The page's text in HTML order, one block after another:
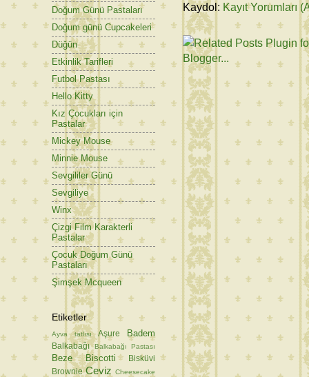
Kaydol: Kayıt Yorumları
Doğum Günü Pastaları
Doğum günü Cupcakeleri
Düğün
Etkinlik Tarifleri
Futbol Pastası
Hello Kitty
Kız Çocukları için
Pastalar
Mickey Mouse
Minnie Mouse
Sevgililer Günü
Sevgiliye
Winx
Çizgi Film Karakterli
Pastalar
Çocuk Doğum Günü
Pastaları
Şimşek Mcqueen
Etiketler
Ayva tatlısı Aşure Badem
Balkabağı Balkabağı Pastası
Beze Biscotti
Bisküvi
Brownie Ceviz Cheesecake